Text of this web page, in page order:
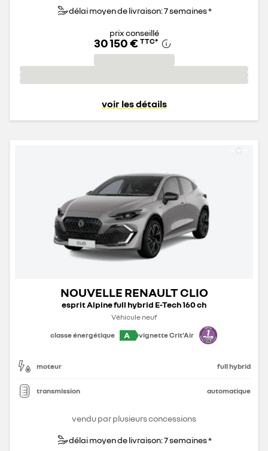
délai moyen de livraison: 7 semaines *
prix conseillé
30 150 € TTC*
voir les détails
NOUVELLE RENAULT CLIO
esprit Alpine full hybrid E-Tech 160 ch
Véhicule neuf
classe énergétique
A vignette Crit'Air
moteur full hybrid
transmission automatique
vendu par plusieurs concessions
délai moyen de livraison: 7 semaines *